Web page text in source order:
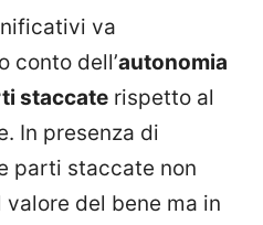
va
conto dell’autonomia
staccate rispetto al
In presenza di
parti staccate non
del bene ma in